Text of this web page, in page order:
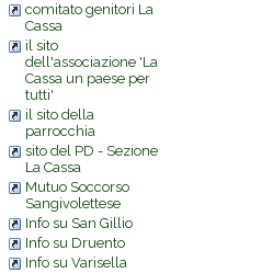
comitato genitori La
Cassa
il sito
dell'associazione 'La
Cassa un paese per
tutti'
il sito della
parrocchia
sito del PD - Sezione
La Cassa
Mutuo Soccorso
Sangivolettese
Info su San Gillio
Info su Druento
Info su Varisella